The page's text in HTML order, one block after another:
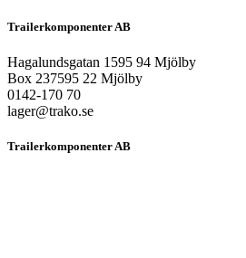
Trailerkomponenter AB
Hagalundsgatan 1595 94 Mjölby
Box 237595 22 Mjölby
0142-170 70
lager@trako.se
Trailerkomponenter AB